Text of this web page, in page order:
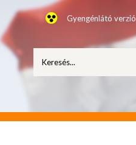
Gyengénlátó verzió